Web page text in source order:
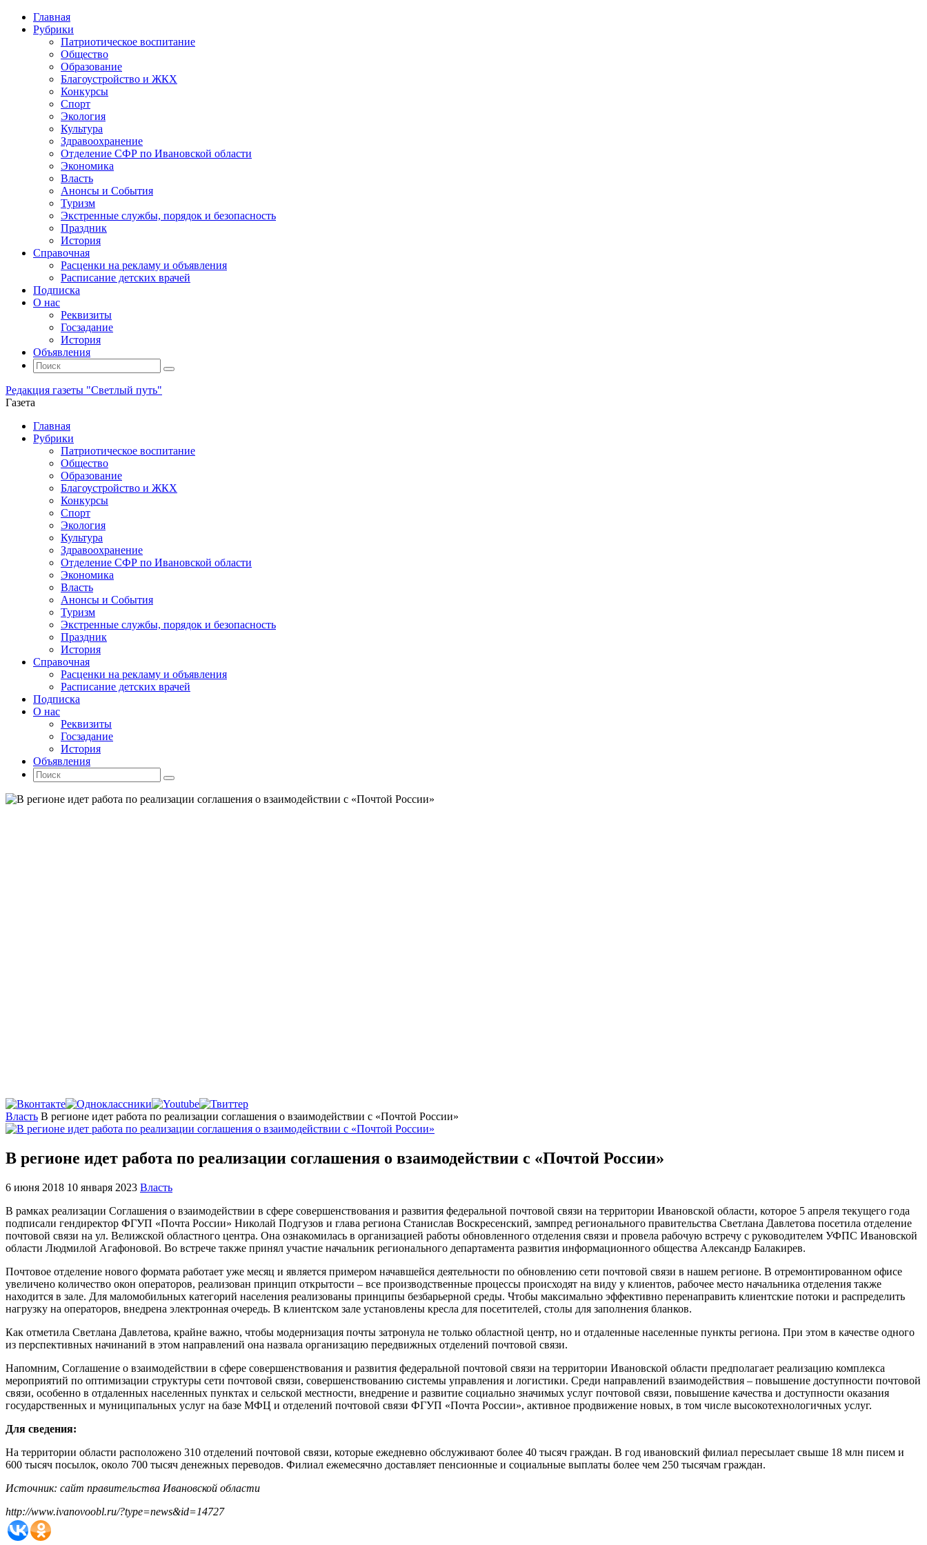
Главная
Рубрики
Патриотическое воспитание
Общество
Образование
Благоустройство и ЖКХ
Конкурсы
Спорт
Экология
Культура
Здравоохранение
Отделение СФР по Ивановской области
Экономика
Власть
Анонсы и События
Туризм
Экстренные службы, порядок и безопасность
Праздник
История
Справочная
Расценки на рекламу и объявления
Расписание детских врачей
Подписка
О нас
Реквизиты
Госзадание
История
Объявления
Поиск
Искать:
Поиск
Редакция газеты "Светлый путь"
Газета
Промотать
содержимому
Главная
Рубрики
Патриотическое воспитание
Общество
Образование
Благоустройство и ЖКХ
Конкурсы
Спорт
Экология
Культура
Здравоохранение
Отделение СФР по Ивановской области
Экономика
Власть
Анонсы и События
Туризм
Экстренные службы, порядок и безопасность
Праздник
История
Справочная
Расценки на рекламу и объявления
Расписание детских врачей
Подписка
О нас
Реквизиты
Госзадание
История
Объявления
Поиск
Искать:
Поиск
Главная
Власть В регионе идет работа по реализации соглашения о взаимодействии с «Почтой России»
В регионе идет работа по реализации соглашения о взаимодействии с «Почтой России»
6 июня 2018 10 января 2023 Власть
В рамках реализации Соглашения о взаимодействии в сфере совершенствования и развития федеральной почтовой связи на территории Ивановской области, которое 5 апреля текущего года
подписали гендиректор ФГУП «Почта России» Николай Подгузов и глава региона Станислав Воскресенский, зампред регионального правительства Светлана Давлетова посетила отделение
почтовой связи на ул. Велижской областного центра. Она ознакомилась в организацией работы обновленного отделения связи и провела рабочую встречу с руководителем УФПC Ивановской
области Людмилой Агафоновой. Во встрече также принял участие начальник регионального департамента развития информационного общества Александр Балакирев.
Почтовое отделение нового формата работает уже месяц и является примером начавшейся деятельности по обновлению сети почтовой связи в нашем регионе. В отремонтированном офисе
увеличено количество окон операторов, реализован принцип открытости – все производственные процессы происходят на виду у клиентов, рабочее место начальника отделения также
находится в зале. Для маломобильных категорий населения реализованы принципы безбарьерной среды. Чтобы максимально эффективно перенаправить клиентские потоки и распределить
нагрузку на операторов, внедрена электронная очередь. В клиентском зале установлены кресла для посетителей, столы для заполнения бланков.
Как отметила Светлана Давлетова, крайне важно, чтобы модернизация почты затронула не только областной центр, но и отдаленные населенные пункты региона. При этом в качестве одного
из перспективных начинаний в этом направлений она назвала организацию передвижных отделений почтовой связи.
Напомним, Соглашение о взаимодействии в сфере совершенствования и развития федеральной почтовой связи на территории Ивановской области предполагает реализацию комплекса
мероприятий по оптимизации структуры сети почтовой связи, совершенствованию системы управления и логистики. Среди направлений взаимодействия – повышение доступности почтовой
связи, особенно в отдаленных населенных пунктах и сельской местности, внедрение и развитие социально значимых услуг почтовой связи, повышение качества и доступности оказания
государственных и муниципальных услуг на базе МФЦ и отделений почтовой связи ФГУП «Почта России», активное продвижение новых, в том числе высокотехнологичных услуг.
Для сведения:
На территории области расположено 310 отделений почтовой связи, которые ежедневно обслуживают более 40 тысяч граждан. В год ивановский филиал пересылает свыше 18 млн писем и
600 тысяч посылок, около 700 тысяч денежных переводов. Филиал ежемесячно доставляет пенсионные и социальные выплаты более чем 250 тысячам граждан.
Источник: сайт правительства Ивановской области
http://www.ivanovoobl.ru/?type=news&id=14727